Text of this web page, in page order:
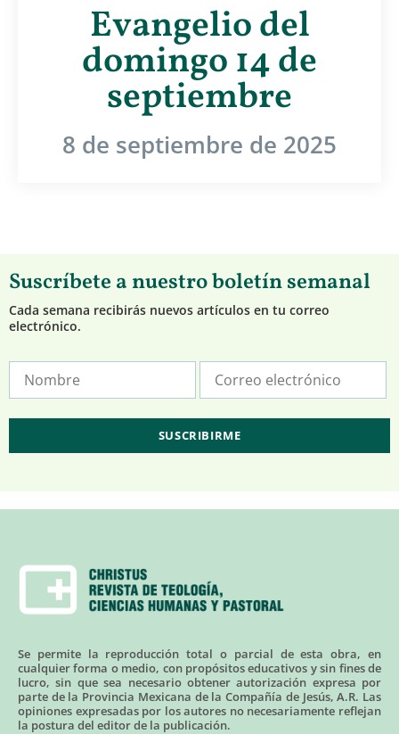
Evangelio del
domingo 14 de
septiembre
8 de septiembre de 2025
Suscríbete a nuestro boletín semanal
Cada semana recibirás nuevos artículos en tu correo
electrónico.
Se permite la reproducción total o parcial de esta obra, en
cualquier forma o medio, con propósitos educativos y sin fines de
lucro, sin que sea necesario obtener autorización expresa por
parte de la Provincia Mexicana de la Compañía de Jesús, A.R. Las
opiniones expresadas por los autores no necesariamente reflejan
la postura del editor de la publicación.